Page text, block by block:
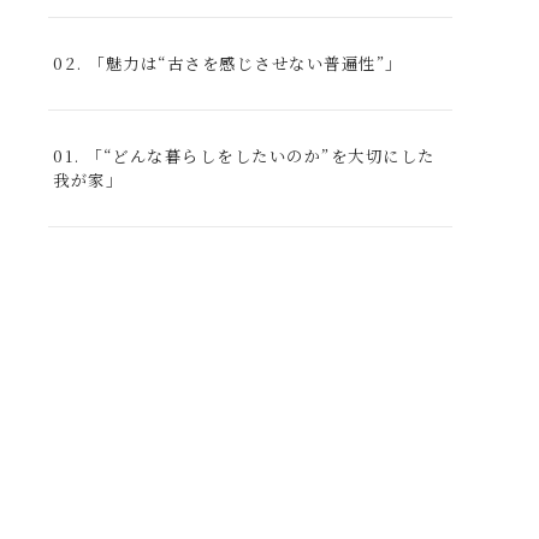
02. 「魅力は“古さを感じさせない普遍性”」
01. 「“どんな暮らしをしたいのか”を大切にした
我が家」